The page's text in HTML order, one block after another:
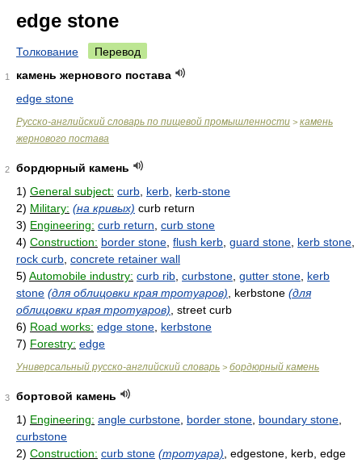
edge stone
Толкование Перевод
1
камень жернового постава
edge stone
Русско-английский словарь по пищевой промышленности > камень
жернового постава
2
бордюрный камень
1) General subject: curb kerb kerb-stone
2) Military: (на кривых) curb return
3) Engineering: curb return curb stone
4) Construction: border stone flush kerb guard stone kerb stone
rock curb concrete retainer wall
5) Automobile industry: curb rib curbstone gutter stone kerb
stone (для облицовки края тротуаров) , kerbstone (для
облицовки края тротуаров) , street curb
6) Road works: edge stone kerbstone
7) Forestry: edge
Универсальный русско-английский словарь > бордюрный камень
3
бортовой камень
1) Engineering: angle curbstone border stone boundary stone
curbstone
2) Construction: curb stone (тротуара) , edgestone, kerb, edge